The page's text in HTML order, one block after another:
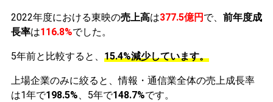
2022年度における東映の売上高は377.5億円 で、 前年度成
長率は116.8%でした。
5年前と比較すると、 15.4%減少しています。
上場企業のみに絞ると、情報・通信業全体の売上成長率
は1年で198.5%、5年で148.7%です。